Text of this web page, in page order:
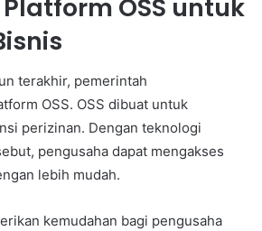
OSS untuk
terakhir, pemerintah
OSS. OSS dibuat untuk
perizinan. Dengan teknologi
pengusaha dapat mengakses
lebih mudah.
kemudahan bagi pengusaha